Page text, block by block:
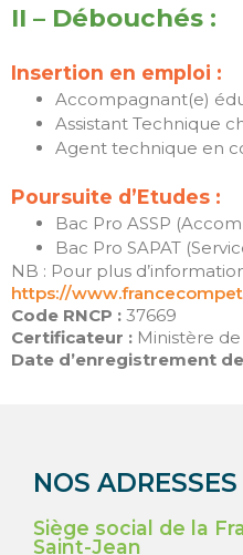
II – Débouchés :
Insertion en emploi :
Accompagnant(e)
Assistant Technique
Agent technique en
Poursuite d’Etudes :
Bac Pro ASSP
Bac Pro SAPAT
NB : Pour plus
https://
Code RNCP : 37669
Certificateur : Ministère
Date d’enregistrement
NOS ADRESSES
Siège social de la
Saint-Jean